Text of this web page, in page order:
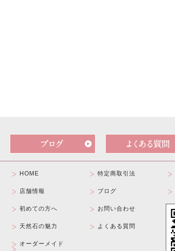
HOME
店舗情報
初めての方へ
天然石の魅力
オーダーメイド
特定商取引法
ブログ
お問い合わせ
よくある質問